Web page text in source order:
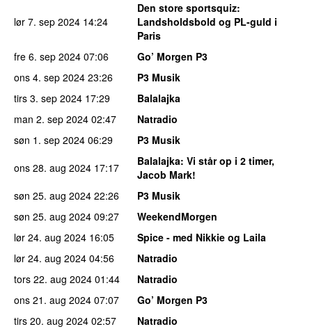
lør 7. sep 2024 14:24
Den store sportsquiz:
Landsholdsbold og PL-guld i
Paris
fre 6. sep 2024 07:06
Go’ Morgen P3
ons 4. sep 2024 23:26
P3 Musik
tirs 3. sep 2024 17:29
Balalajka
man 2. sep 2024 02:47
Natradio
søn 1. sep 2024 06:29
P3 Musik
ons 28. aug 2024 17:17 Balalajka: Vi står op i 2 timer,
Jacob Mark!
søn 25. aug 2024 22:26
P3 Musik
søn 25. aug 2024 09:27
WeekendMorgen
lør 24. aug 2024 16:05
Spice - med Nikkie og Laila
lør 24. aug 2024 04:56
Natradio
tors 22. aug 2024 01:44
Natradio
ons 21. aug 2024 07:07
Go’ Morgen P3
tirs 20. aug 2024 02:57
Natradio